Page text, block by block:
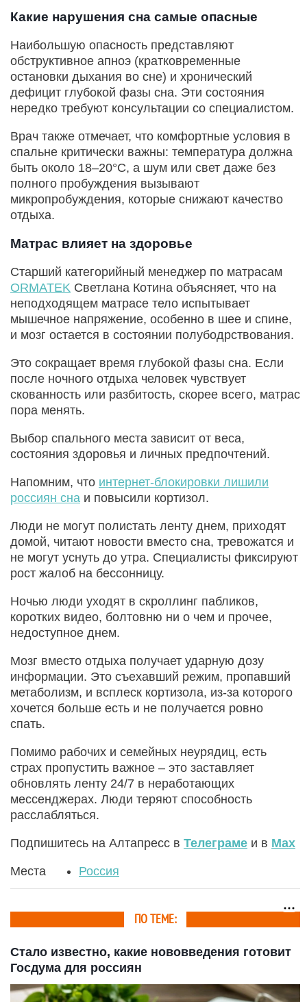
Какие нарушения сна самые опасные
Наибольшую опасность представляют
обструктивное апноэ (кратковременные
остановки дыхания во сне) и хронический
дефицит глубокой фазы сна. Эти состояния
нередко требуют консультации со специалистом.
Врач также отмечает, что комфортные условия в
спальне критически важны: температура должна
быть около 18–20°C, а шум или свет даже без
полного пробуждения вызывают
микропробуждения, которые снижают качество
отдыха.
Матрас влияет на здоровье
Старший категорийный менеджер по матрасам
ORMATEK Светлана Котина объясняет, что на
неподходящем матрасе тело испытывает
мышечное напряжение, особенно в шее и спине,
и мозг остается в состоянии полубодрствования.
Это сокращает время глубокой фазы сна. Если
после ночного отдыха человек чувствует
скованность или разбитость, скорее всего, матрас
пора менять.
Выбор спального места зависит от веса,
состояния здоровья и личных предпочтений.
Напомним, что интернет-блокировки лишили
россиян сна и повысили кортизол.
Люди не могут полистать ленту днем, приходят
домой, читают новости вместо сна, тревожатся и
не могут уснуть до утра. Специалисты фиксируют
рост жалоб на бессонницу.
Ночью люди уходят в скроллинг пабликов,
коротких видео, болтовню ни о чем и прочее,
недоступное днем.
Мозг вместо отдыха получает ударную дозу
информации. Это съехавший режим, пропавший
метаболизм, и всплеск кортизола, из-за которого
хочется больше есть и не получается ровно
спать.
Помимо рабочих и семейных неурядиц, есть
страх пропустить важное – это заставляет
обновлять ленту 24/7 в неработающих
мессенджерах. Люди теряют способность
расслабляться.
Подпишитесь на Алтапресс в Телеграме и в Max
Места Россия
ПО ТЕМЕ:
Стало известно, какие нововведения готовит
Госдума для россиян